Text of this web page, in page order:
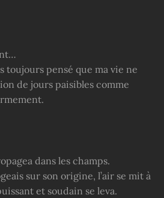
toujours pensé que ma vie ne
de jours paisibles comme
dans les champs.
sur son origine, l’air se mit à
et soudain se leva.